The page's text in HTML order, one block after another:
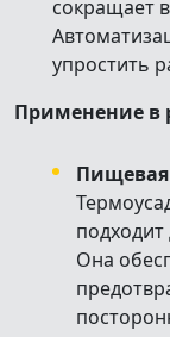
сокращает
упростить
Применение в
Она